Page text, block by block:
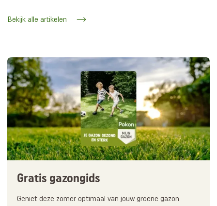
Bekijk alle artikelen
Gratis gazongids
Geniet deze zomer optimaal van jouw groene gazon